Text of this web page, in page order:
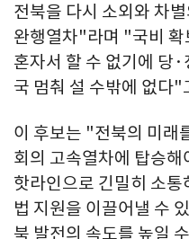
전북을 다시 소외와 차
완행열차"라며 "국비 확
혼자서 할 수 없기에 당
국 멈춰 설 수밖에 없다"
이 후보는 "전북의 미래
회의 고속열차에 탑승
핫라인으로 긴밀히 소
법 지원을 이끌어낼 수
북 발전의 속도를 높일